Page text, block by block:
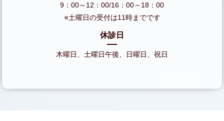
9：00～12：00/16：00～18：00
※土曜日の受付は11時までです
休診日
木曜日、土曜日午後、日曜日、祝日